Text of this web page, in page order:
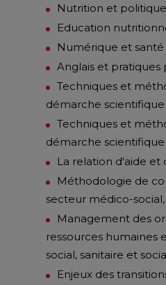
Nutrition et
Education
Numérique et santé
Anglais et pratiques
Techniques et
démarche
Techniques et
démarche
La relation d'aide et
Méthodologie de
secteur médico-
Management des
ressources humaines
social, sanitaire et
Enjeux des